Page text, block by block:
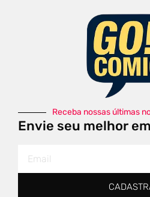
Receba nossas últimas
Envie seu melhor